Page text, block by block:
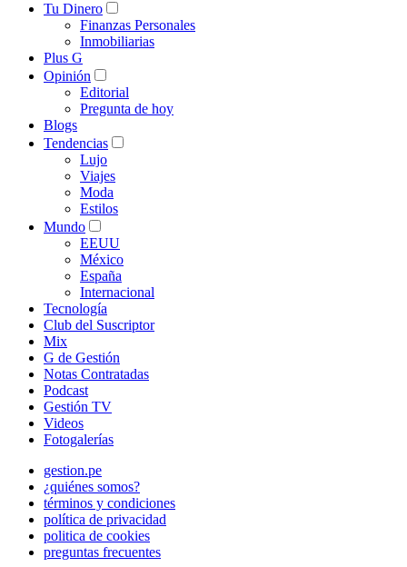
Tu Dinero
Finanzas Personales
Inmobiliarias
Plus G
Opinión
Editorial
Pregunta de hoy
Blogs
Tendencias
Lujo
Viajes
Moda
Estilos
Mundo
EEUU
México
España
Internacional
Tecnología
Club del Suscriptor
Mix
G de Gestión
Notas Contratadas
Podcast
Gestión TV
Videos
Fotogalerías
gestion.pe
¿quiénes somos?
términos y condiciones
política de privacidad
politica de cookies
preguntas frecuentes